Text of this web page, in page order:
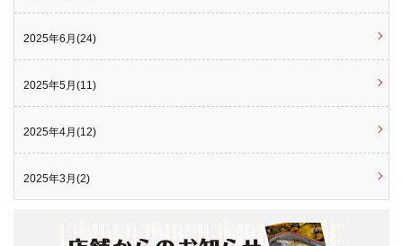
2025年6月(24)
2025年5月(11)
2025年4月(12)
2025年3月(2)